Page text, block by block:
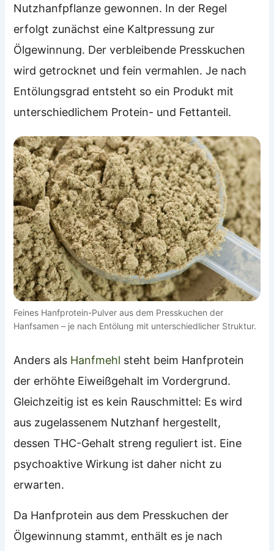
Nutzhanfpflanze gewonnen. In der Regel
erfolgt zunächst eine Kaltpressung zur
Ölgewinnung. Der verbleibende Presskuchen
wird getrocknet und fein vermahlen. Je nach
Entölungsgrad entsteht so ein Produkt mit
unterschiedlichem Protein- und Fettanteil.
Feines Hanfprotein-Pulver aus dem Presskuchen der
Hanfsamen – je nach Entölung mit unterschiedlicher Struktur.
Anders als Hanfmehl steht beim Hanfprotein
der erhöhte Eiweißgehalt im Vordergrund.
Gleichzeitig ist es kein Rauschmittel: Es wird
aus zugelassenem Nutzhanf hergestellt,
dessen THC-Gehalt streng reguliert ist. Eine
psychoaktive Wirkung ist daher nicht zu
erwarten.
Da Hanfprotein aus dem Presskuchen der
Ölgewinnung stammt, enthält es je nach